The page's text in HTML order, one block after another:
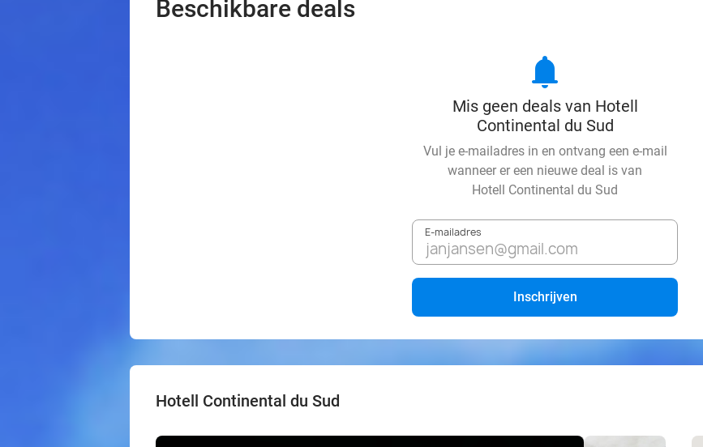
Beschikbare deals
notifications
Mis geen deals van Hotell
Continental du Sud
Vul je e-mailadres in en ontvang een e-mail
wanneer er een nieuwe deal is van
Hotell Continental du Sud
E-mailadres
Inschrijven
Hotell Continental du Sud